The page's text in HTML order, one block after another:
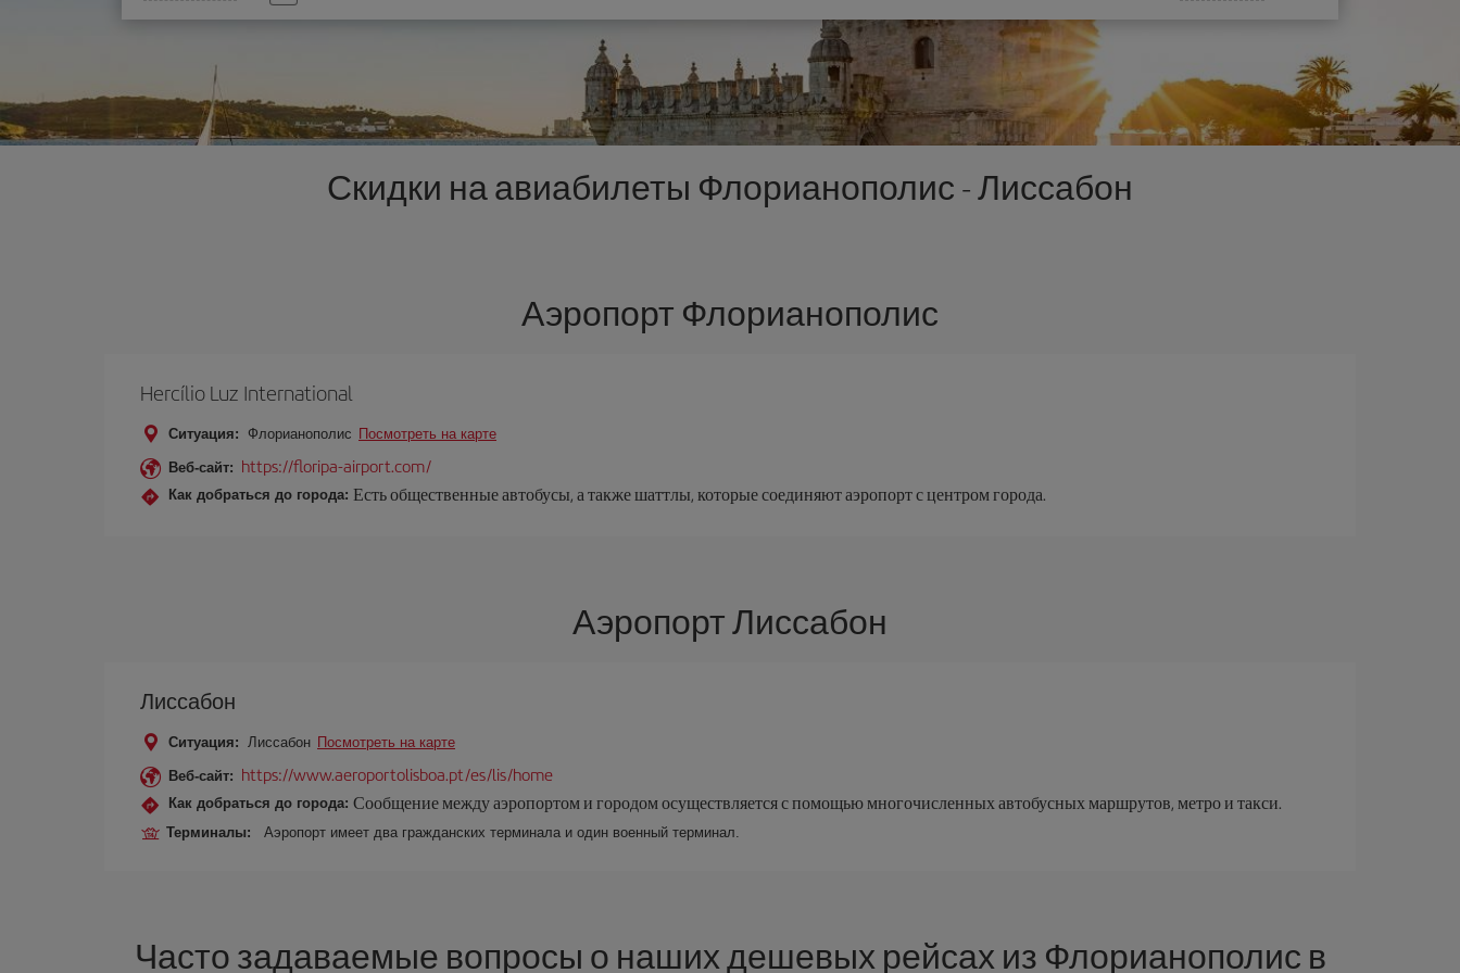
опцию
Скидки на авиабилеты Флорианополис - Лиссабон
Аэропорт Флорианополис
Hercílio Luz International
Ситуация: Флорианополис Посмотреть на карте
Веб-сайт: https://floripa-airport.com/
Как добраться до города: Есть общественные автобусы, а также шаттлы, которые соединяют аэропорт с центром города.
Аэропорт Лиссабон
Лиссабон
Ситуация: Лиссабон Посмотреть на карте
Веб-сайт: https://www.aeroportolisboa.pt/es/lis/home
Как добраться до города: Сообщение между аэропортом и городом осуществляется с помощью многочисленных автобусных маршрутов, метро и такси.
Терминалы: Аэропорт имеет два гражданских терминала и один военный терминал.
Часто задаваемые вопросы о наших дешевых рейсах из Флорианополис в